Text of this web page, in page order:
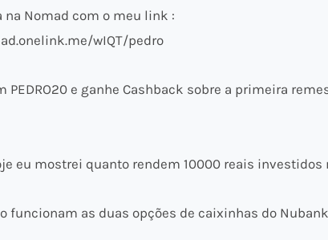
na Nomad com o meu link :
wIQT/pedro
PEDRO20 e ganhe Cashback sobre a primeira
eu mostrei quanto rendem 10000 reais
funcionam as duas opções de caixinhas do